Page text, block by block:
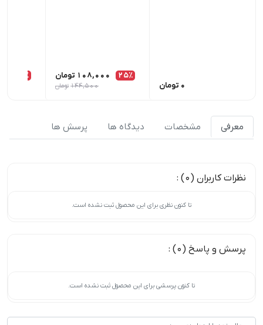
0 تومان
25٪ 108,000 تومان
144,500 تومان
25٪
معرفی مشخصات دیدگاه ها پرسش ها
نظرات کاربران (0) :
تا کنون نظری برای این محصول ثبت نشده است.
پرسش و پاسخ (0) :
تا کنون پرسشی برای این محصول ثبت نشده است.